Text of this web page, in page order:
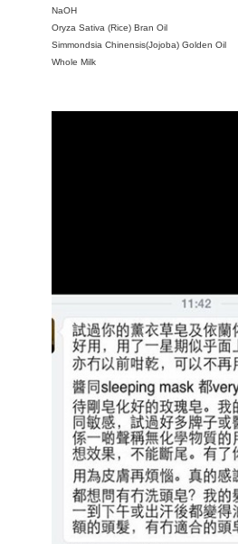
NaOH
Oryza Sativa (Rice) Bran Oil
Simmondsia Chinensis(Jojoba) Golden Oil
Whole Milk